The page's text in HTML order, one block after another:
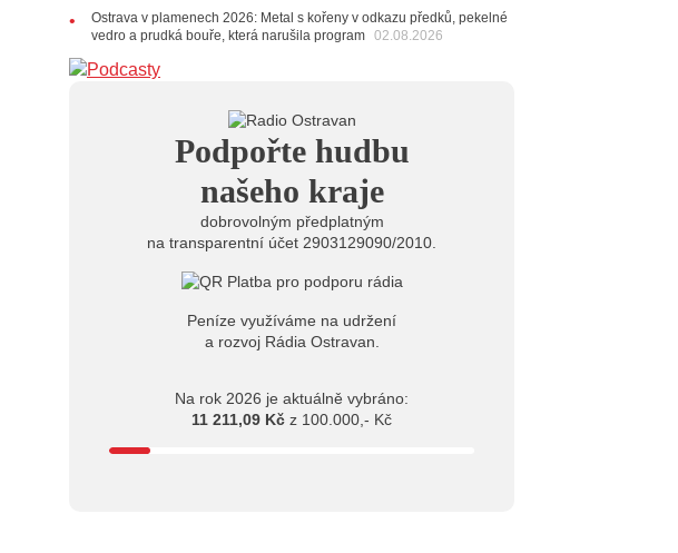
21.07.2026
20:09
Na Novou Osmičku míří Bára Zmeková Trio. Výrazná
osobnost české alternativní scény zahraje ve Frýdku-Místku
20.07.2026
Štěrkovna Open Music: Klubová scéna na festivalu
nabídne Krhuta i Beatles
Ostrava v plamenech 2026: Metal s kořeny v odkazu předků, pekelné
vedro a prudká bouře, která narušila program 02.08.2026
Podpořte hudbu
našeho kraje
dobrovolným předplatným
na transparentní účet 2903129090/2010.
Peníze využíváme na udržení
a rozvoj Rádia Ostravan.
Na rok 2026 je aktuálně vybráno:
11 211,09 Kč z 100.000,- Kč